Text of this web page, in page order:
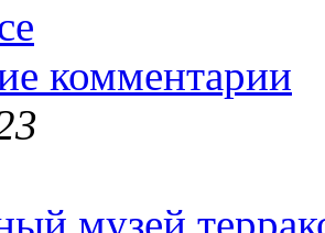
комментарии
музей